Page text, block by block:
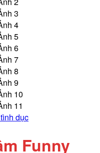
dục
Funny